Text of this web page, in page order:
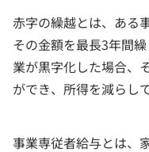
赤字の繰越とは、ある
その金額を最長3年間
業が黒字化した場合、
ができ、所得を減らし
事業専従者給与とは、